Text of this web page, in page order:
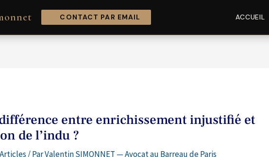
CONTACT PAR EMAIL ACCUEIL
entre enrichissement injustifié et
de l’indu ?
Articles / ParValentin SIMONNET — Avocat au Barreau de Paris